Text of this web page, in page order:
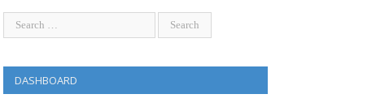
DASHBOARD